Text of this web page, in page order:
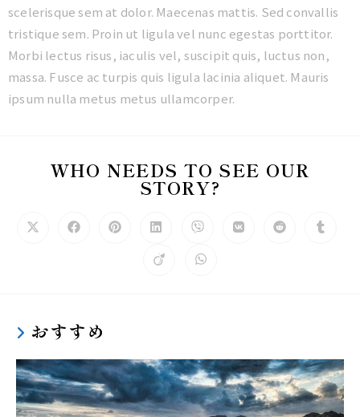
scelerisque sem at dolor. Maecenas mattis. Sed convallis
tristique sem. Proin ut ligula vel nunc egestas porttitor.
Morbi lectus risus, iaculis vel, suscipit quis, luctus non,
massa. Fusce ac turpis quis ligula lacinia aliquet. Mauris
ipsum nulla metus metus ullamcorper.
WHO NEEDS TO SEE OUR
STORY?
おすすめ